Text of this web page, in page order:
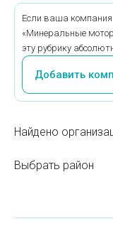
Если ваша компания
«Минеральные
эту рубрику
Добавить
Найдено
Выбрать район